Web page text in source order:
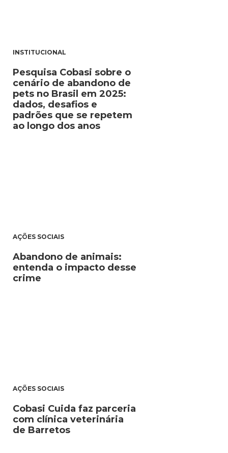
INSTITUCIONAL
Pesquisa Cobasi sobre o
cenário de abandono de
pets no Brasil em 2025:
dados, desafios e
padrões que se repetem
ao longo dos anos
AÇÕES SOCIAIS
Abandono de animais:
entenda o impacto desse
crime
AÇÕES SOCIAIS
Cobasi Cuida faz parceria
com clínica veterinária
de Barretos